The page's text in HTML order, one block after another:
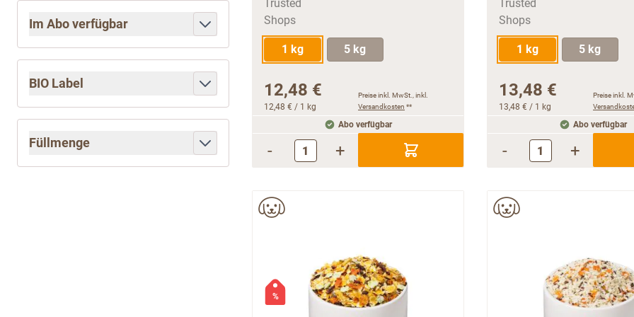
Im Abo verfügbar
BIO Label
Füllmenge
1 kg 5 kg
12,48 €
12,48 € / 1 kg
Preise inkl. MwSt., inkl.
Versandkosten **
Abo verfügbar
- +
1 kg 5 kg
13,48 €
13,48 € / 1 kg
Preise inkl.
Abo verfügbar
- +
%